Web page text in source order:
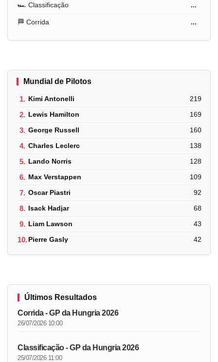
🏎️ Classificação ...
🏁 Corrida ...
Mundial de Pilotos
1. Kimi Antonelli 219
2. Lewis Hamilton 169
3. George Russell 160
4. Charles Leclerc 138
5. Lando Norris 128
6. Max Verstappen 109
7. Oscar Piastri 92
8. Isack Hadjar 68
9. Liam Lawson 43
10.Pierre Gasly 42
Últimos Resultados
Corrida - GP da Hungria 2026
26/07/2026 10:00
Classificação - GP da Hungria 2026
25/07/2026 11:00